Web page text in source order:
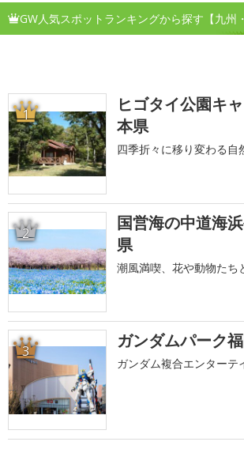
GW人気スポットランキングから探す【九州
1
ヒゴタイ公園キ
本県
四季折々に移り変わる自
2
国営海の中道海
県
潮風満喫、花や動物たち
3 ガンダムパーク
ガンダム複合エンターテ